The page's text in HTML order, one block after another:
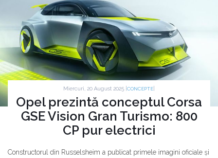
Miercuri, 20 August 2025 | CONCEPTE
Opel prezintă conceptul Corsa
GSE Vision Gran Turismo: 800
CP pur electrici
Constructorul din Russelsheim a publicat primele imagini oficiale și